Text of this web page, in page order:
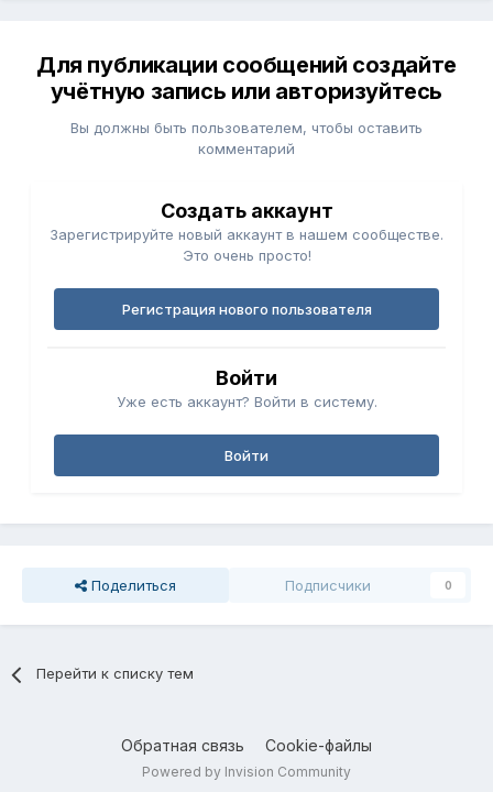
Для публикации сообщений создайте
учётную запись или авторизуйтесь
Вы должны быть пользователем, чтобы оставить
комментарий
Создать аккаунт
Зарегистрируйте новый аккаунт в нашем сообществе.
Это очень просто!
Регистрация нового пользователя
Войти
Уже есть аккаунт? Войти в систему.
Войти
Поделиться Подписчики 0
Перейти к списку тем
Обратная связь Cookie-файлы
Powered by Invision Community